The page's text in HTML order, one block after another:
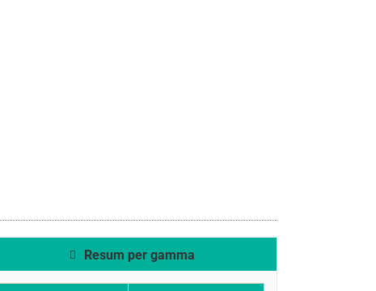
Resum per gamma